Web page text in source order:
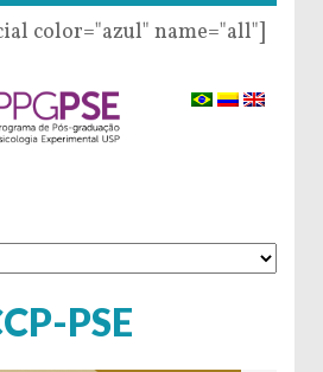
color="azul" name="all"]
PSE